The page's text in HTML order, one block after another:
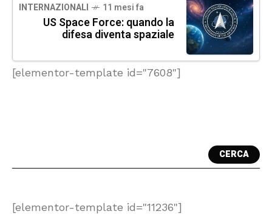
INTERNAZIONALI 11 mesi fa
US Space Force: quando la
difesa diventa spaziale
[elementor-template id="7608"]
CERCA
[elementor-template id="11236"]